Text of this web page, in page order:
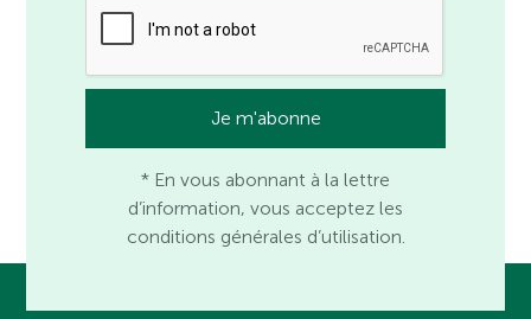
* En vous abonnant à la lettre
d’information, vous acceptez les
conditions générales d’utilisation.